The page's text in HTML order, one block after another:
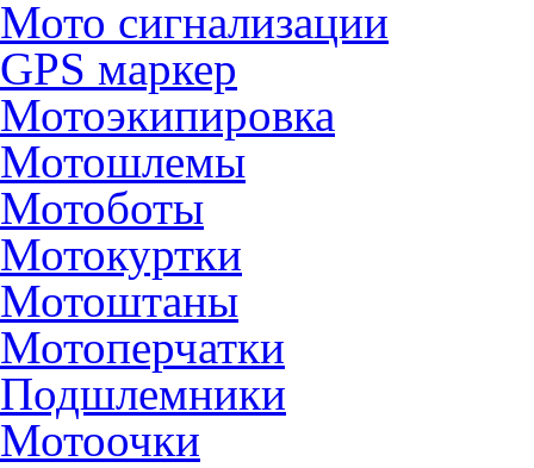
Мото сигнализации
GPS маркер
Мотоэкипировка
Мотошлемы
Мотоботы
Мотокуртки
Мотоштаны
Мотоперчатки
Подшлемники
Мотоочки